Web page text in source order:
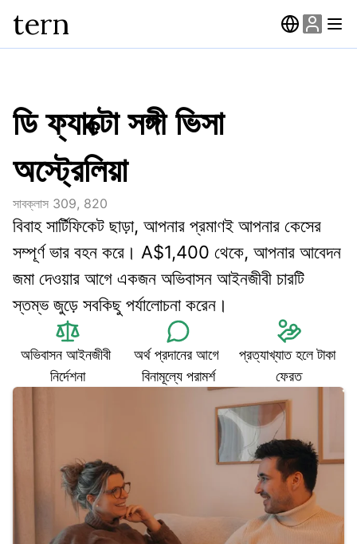
tern
ডি ফ্যাক্টো সঙ্গী ভিসা
অস্ট্রেলিয়া
সাবক্লাস 309, 820
বিবাহ সার্টিফিকেট ছাড়া, আপনার প্রমাণই আপনার কেসের
সম্পূর্ণ ভার বহন করে। A$1,400 থেকে, আপনার আবেদন
জমা দেওয়ার আগে একজন অভিবাসন আইনজীবী চারটি
স্তম্ভ জুড়ে সবকিছু পর্যালোচনা করেন।
অভিবাসন আইনজীবী
নির্দেশনা
অর্থ প্রদানের আগে
বিনামূল্যে পরামর্শ
প্রত্যাখ্যাত হলে টাকা
ফেরত